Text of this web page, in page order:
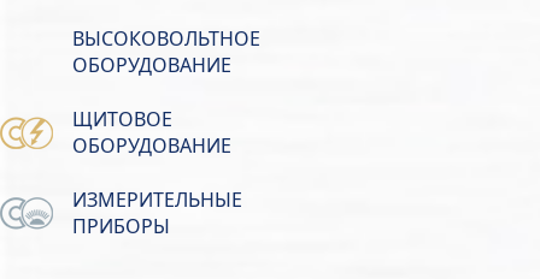
ВЫСОКОВОЛЬТНОЕ
ОБОРУДОВАНИЕ
ЩИТОВОЕ
ОБОРУДОВАНИЕ
ИЗМЕРИТЕЛЬНЫЕ
ПРИБОРЫ